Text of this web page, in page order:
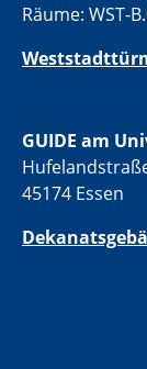
Räume: WST-
GUIDE am
45174 Essen